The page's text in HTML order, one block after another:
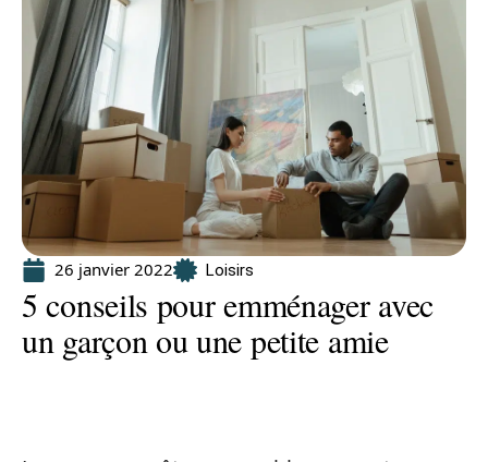
26 janvier 2022 Loisirs
5 conseils pour emménager avec
un garçon ou une petite amie